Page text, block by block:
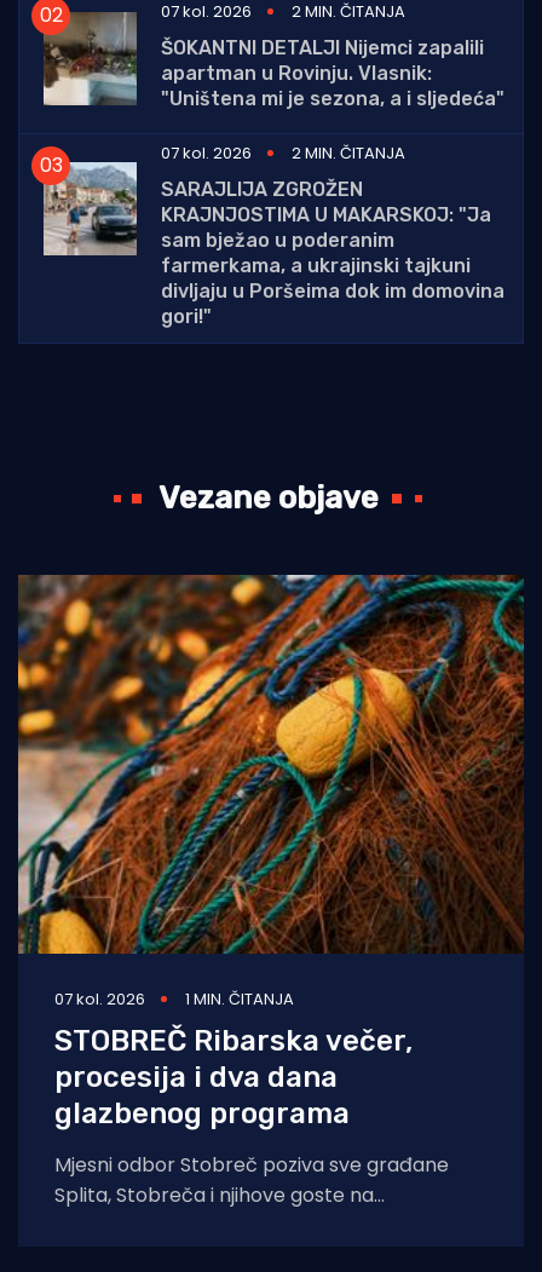
07 kol. 2026
2 MIN. ČITANJA
ŠOKANTNI DETALJI Nijemci zapalili
apartman u Rovinju. Vlasnik:
"Uništena mi je sezona, a i sljedeća"
07 kol. 2026
2 MIN. ČITANJA
SARAJLIJA ZGROŽEN
KRAJNJOSTIMA U MAKARSKOJ: "Ja
sam bježao u poderanim
farmerkama, a ukrajinski tajkuni
divljaju u Poršeima dok im domovina
gori!"
Vezane objave
07 kol. 2026 1 MIN. ČITANJA
STOBREČ Ribarska večer,
procesija i dva dana
glazbenog programa
Mjesni odbor Stobreč poziva sve građane
Splita, Stobreča i njihove goste na